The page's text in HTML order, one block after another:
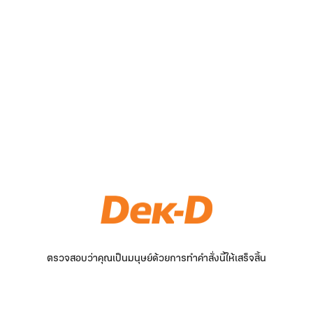
ตรวจสอบว่าคุณเป็นมนุษย์ด้วยการทำคำสั่งนี้ให้เสร็จสิ้น